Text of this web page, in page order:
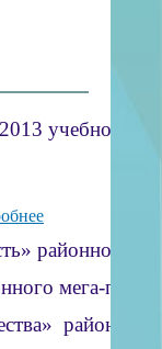
учебном
районного
мега-